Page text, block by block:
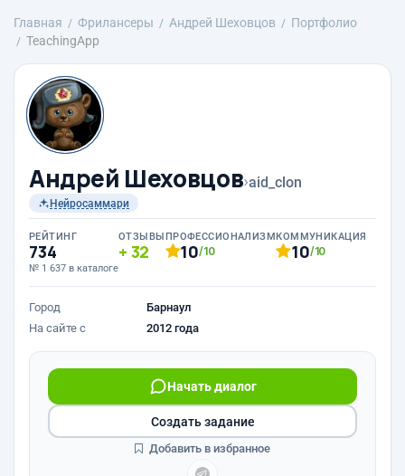
Главная Фрилансеры Андрей Шеховцов
Портфолио
TeachingApp
Андрей Шеховцов›aid_clon
Нейросаммари
РЕЙТИНГ
734
№ 1 637 в каталоге
ОТЗЫВЫ
32
ПРОФЕССИОНАЛИЗМ
10/10
КОММУНИКАЦИЯ
10/10
Город
Барнаул
На сайте с
2012 года
Начать диалог
Создать задание
Добавить в избранное